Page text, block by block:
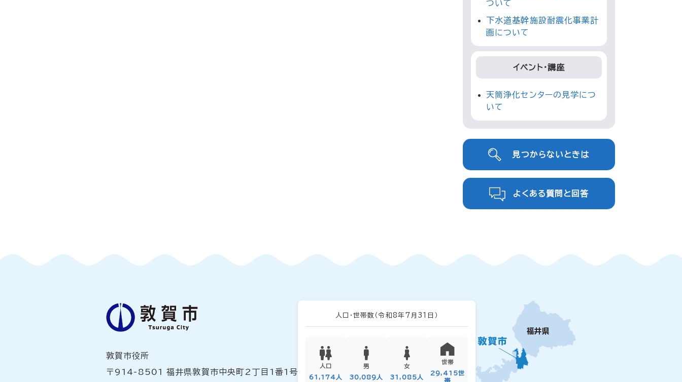
ついて
下水道基幹施設耐震化事業計
画について
イベント・講座
天筒浄化センターの見学につ
いて
見つからないときは
よくある質問と回答
敦賀市役所
〒914-8501 福井県敦賀市中央町2丁目1番1号
人口・世帯数 （令和8年7月31日）
人口
61,174人
男
30,089人
女
31,085人
世帯
29,415世
帯